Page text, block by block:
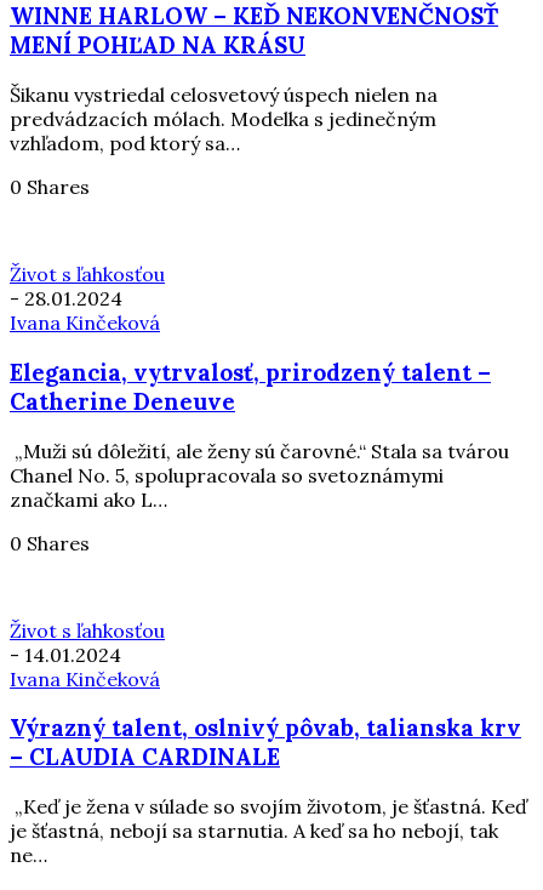
WINNE HARLOW – KEĎ NEKONVENČNOSŤ
MENÍ POHĽAD NA KRÁSU
Šikanu vystriedal celosvetový úspech nielen na
predvádzacích mólach. Modelka s jedinečným
vzhľadom, pod ktorý sa…
0 Shares
Život s ľahkosťou
- 28.01.2024
Ivana Kinčeková
Elegancia, vytrvalosť, prirodzený talent –
Catherine Deneuve
„Muži sú dôležití, ale ženy sú čarovné.“ Stala sa tvárou
Chanel No. 5, spolupracovala so svetoznámymi
značkami ako L…
0 Shares
Život s ľahkosťou
- 14.01.2024
Ivana Kinčeková
Výrazný talent, oslnivý pôvab, talianska krv
– CLAUDIA CARDINALE
„Keď je žena v súlade so svojím životom, je šťastná. Keď
je šťastná, nebojí sa starnutia. A keď sa ho nebojí, tak
ne…